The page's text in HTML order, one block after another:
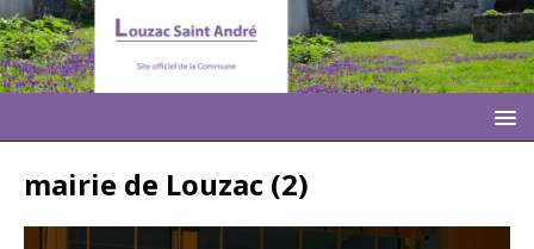
mairie de Louzac (2)